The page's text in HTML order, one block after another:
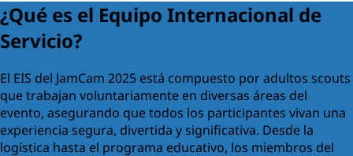
¿Qué es el Equipo Internacional de
Servicio?
El EIS del JamCam 2025 está compuesto por adultos scouts
que trabajan voluntariamente en diversas áreas del
evento, asegurando que todos los participantes vivan una
experiencia segura, divertida y significativa. Desde la
logística hasta el programa educativo, los miembros del